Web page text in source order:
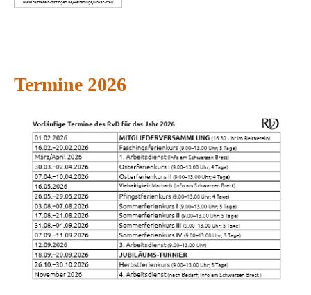
Termine 2026